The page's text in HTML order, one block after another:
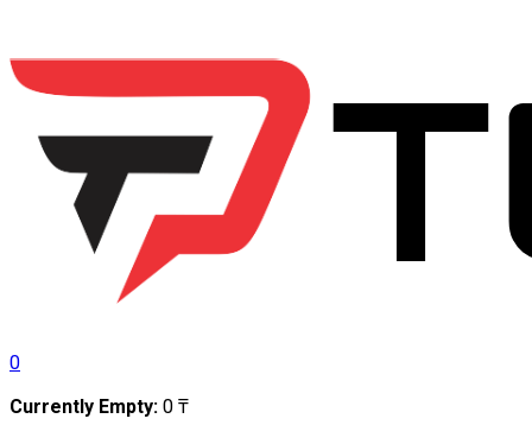
0
Currently Empty: 0 ₸